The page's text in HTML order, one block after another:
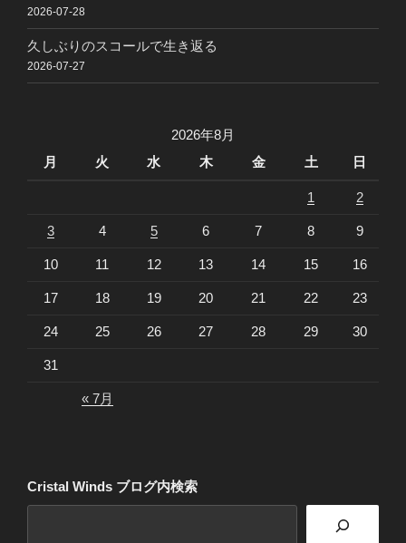
2026-07-28
久しぶりのスコールで生き返る
2026-07-27
2026年8月
月
火 水 木 金 土 日
1 2
3 4 5 6 7 8 9
10 11 12 13 14 15 16
17 18 19 20 21 22 23
24 25 26 27 28 29 30
31
« 7月
Cristal Winds ブログ内検索